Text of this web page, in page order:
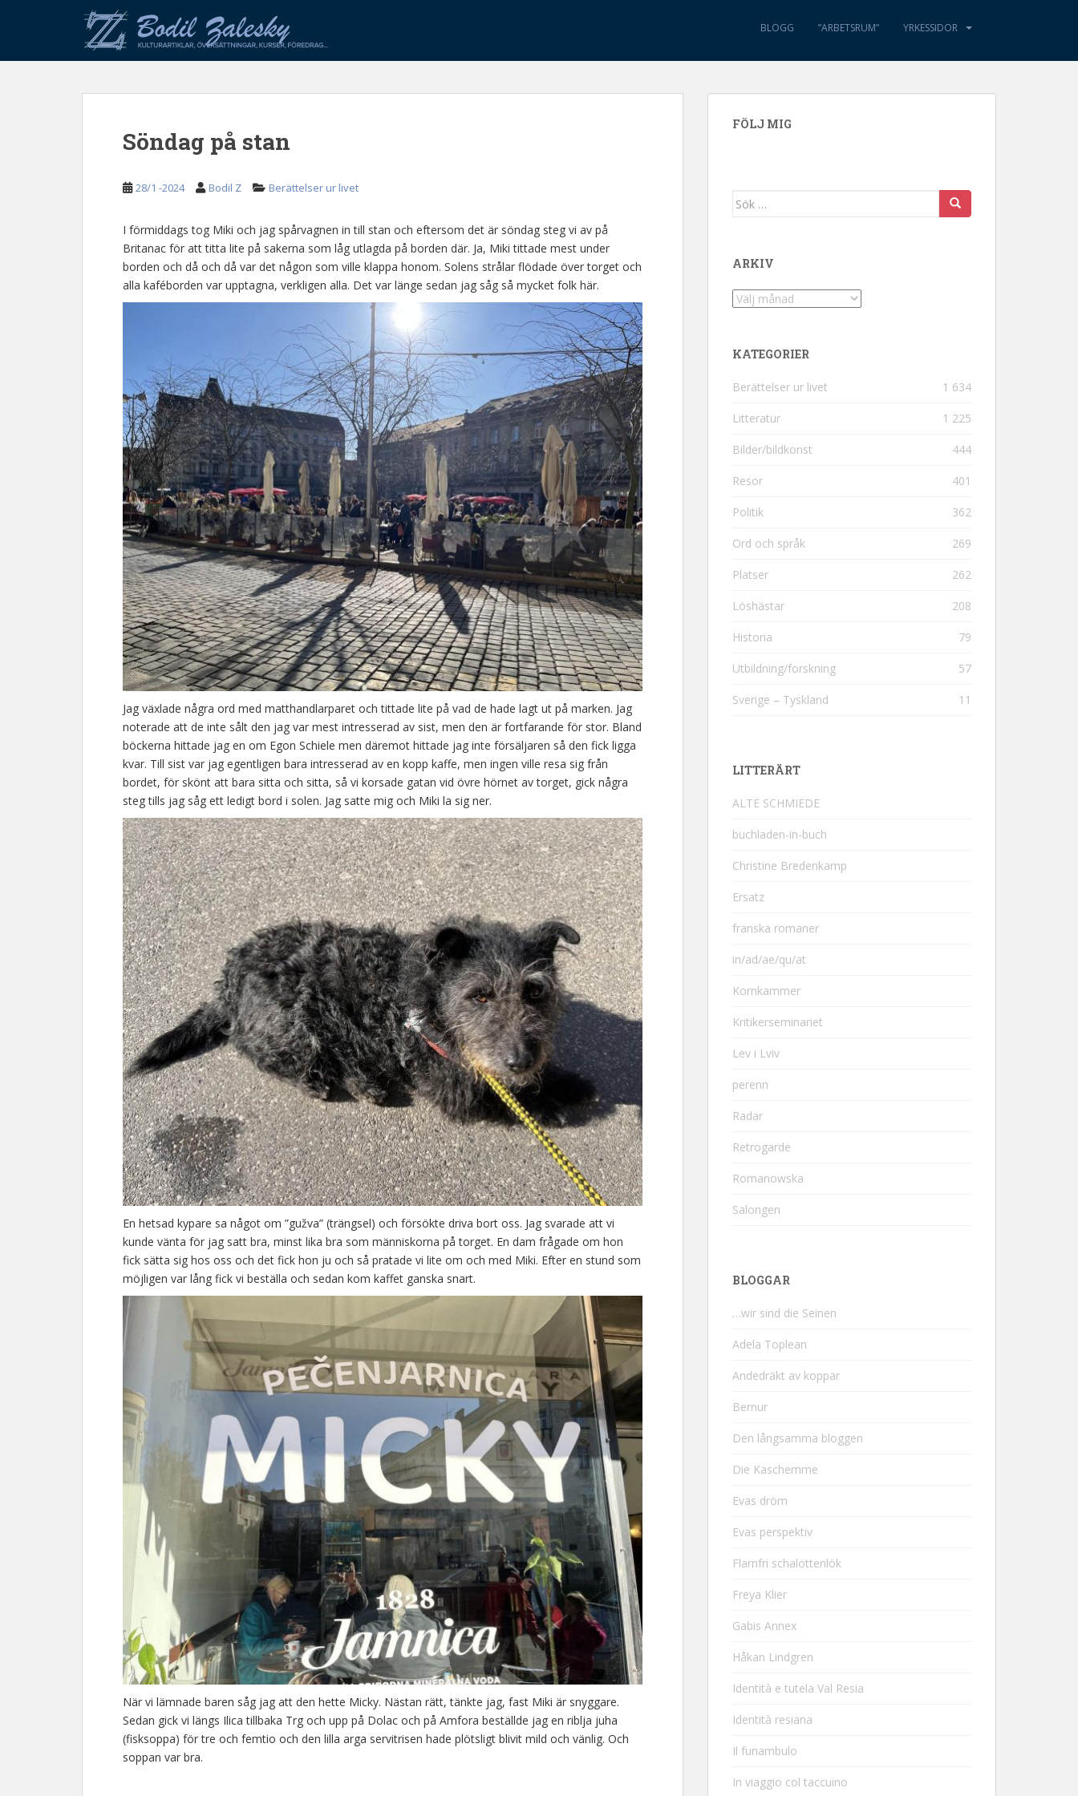
p
BLOGG ”ARBETSRUM” YRKESSIDOR
Söndag på stan
28/1 -2024 Bodil Z Berättelser ur livet
I förmiddags tog Miki och jag spårvagnen in till stan och eftersom det är söndag steg vi av på
Britanac för att titta lite på sakerna som låg utlagda på borden där. Ja, Miki tittade mest under
borden och då och då var det någon som ville klappa honom. Solens strålar flödade över torget och
alla kaféborden var upptagna, verkligen alla. Det var länge sedan jag såg så mycket folk här.
Jag växlade några ord med matthandlarparet och tittade lite på vad de hade lagt ut på marken. Jag
noterade att de inte sålt den jag var mest intresserad av sist, men den är fortfarande för stor. Bland
böckerna hittade jag en om Egon Schiele men däremot hittade jag inte försäljaren så den fick ligga
kvar. Till sist var jag egentligen bara intresserad av en kopp kaffe, men ingen ville resa sig från
bordet, för skönt att bara sitta och sitta, så vi korsade gatan vid övre hörnet av torget, gick några
steg tills jag såg ett ledigt bord i solen. Jag satte mig och Miki la sig ner.
En hetsad kypare sa något om ”gužva” (trängsel) och försökte driva bort oss. Jag svarade att vi
kunde vänta för jag satt bra, minst lika bra som människorna på torget. En dam frågade om hon
fick sätta sig hos oss och det fick hon ju och så pratade vi lite om och med Miki. Efter en stund som
möjligen var lång fick vi beställa och sedan kom kaffet ganska snart.
När vi lämnade baren såg jag att den hette Micky. Nästan rätt, tänkte jag, fast Miki är snyggare.
Sedan gick vi längs Ilica tillbaka Trg och upp på Dolac och på Amfora beställde jag en riblja juha
(fisksoppa) för tre och femtio och den lilla arga servitrisen hade plötsligt blivit mild och vänlig. Och
soppan var bra.
FÖLJ MIG
Sök efter:
ARKIV
Arkiv
KATEGORIER
Berättelser ur livet 1 634
Litteratur 1 225
Bilder/bildkonst 444
Resor 401
Politik 362
Ord och språk 269
Platser 262
Löshästar 208
Historia 79
Utbildning/forskning 57
Sverige – Tyskland 11
LITTERÄRT
ALTE SCHMIEDE
buchladen-in-buch
Christine Bredenkamp
Ersatz
franska romaner
in/ad/ae/qu/at
Kornkammer
Kritikerseminariet
Lev i Lviv
perenn
Radar
Retrogarde
Romanowska
Salongen
BLOGGAR
…wir sind die Seinen
Adela Toplean
Andedräkt av koppar
Bernur
Den långsamma bloggen
Die Kaschemme
Evas dröm
Evas perspektiv
Flarnfri schalottenlök
Freya Klier
Gabis Annex
Håkan Lindgren
Identità e tutela Val Resia
Identità resiana
Il funambulo
In viaggio col taccuino